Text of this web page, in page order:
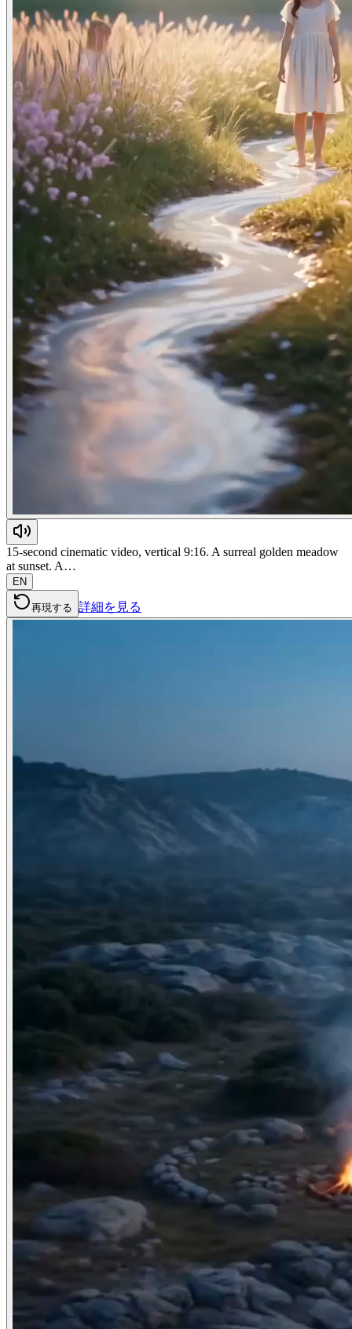
15-second cinematic video, vertical 9:16. A surreal golden meadow
at sunset. A…
EN
再現する 詳細を見る